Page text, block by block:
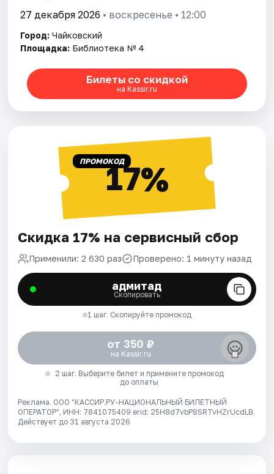
27 декабря 2026 • воскресенье • 12:00
Город: Чайковский
Площадка: Библиотека № 4
Билеты со скидкой
на Kassir.ru
ПРОМОКОД17%
Скидка 17% на сервисный сбор
Применили: 2 630 раз Проверено: 1 минуту назад
адмитад
Скопировать
1 шаг. Скопируйте промокод
от 350 ₽
на Kassir.ru
2 шаг. Выберите билет и примените промокод
до оплаты
Реклама. ООО "КАССИР.РУ-НАЦИОНАЛЬНЫЙ БИЛЕТНЫЙ
ОПЕРАТОР", ИНН: 7841075409 erid: 25H8d7vbP8SRTvHZrUcdLB.
Действует до 31 августа 2026